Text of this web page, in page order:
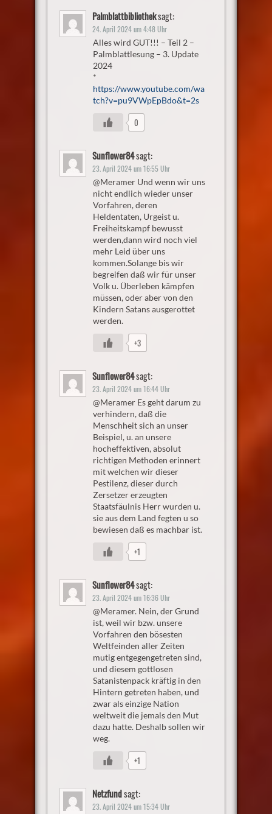
Palmblattbibliotheksagt:
24. April 2024 um 4:48 Uhr
Alles wird GUT!!! – Teil 2 –
Palmblattlesung – 3. Update
2024
*
https://www.youtube.com/wa
tch?v=pu9VWpEpBdo&t=2s
0
Sunflower84sagt:
23. April 2024 um 16:55 Uhr
@Meramer Und wenn wir uns
nicht endlich wieder unser
Vorfahren, deren
Heldentaten, Urgeist u.
Freiheitskampf bewusst
werden,dann wird noch viel
mehr Leid über uns
kommen.Solange bis wir
begreifen daß wir für unser
Volk u. Überleben kämpfen
müssen, oder aber von den
Kindern Satans ausgerottet
werden.
+3
Sunflower84sagt:
23. April 2024 um 16:44 Uhr
@Meramer Es geht darum zu
verhindern, daß die
Menschheit sich an unser
Beispiel, u. an unsere
hocheffektiven, absolut
richtigen Methoden erinnert
mit welchen wir dieser
Pestilenz, dieser durch
Zersetzer erzeugten
Staatsfäulnis Herr wurden u.
sie aus dem Land fegten u so
bewiesen daß es machbar ist.
+1
Sunflower84sagt:
23. April 2024 um 16:36 Uhr
@Meramer. Nein, der Grund
ist, weil wir bzw. unsere
Vorfahren den bösesten
Weltfeinden aller Zeiten
mutig entgegengetreten sind,
und diesem gottlosen
Satanistenpack kräftig in den
Hintern getreten haben, und
zwar als einzige Nation
weltweit die jemals den Mut
dazu hatte. Deshalb sollen wir
weg.
+1
Netzfundsagt:
23. April 2024 um 15:34 Uhr